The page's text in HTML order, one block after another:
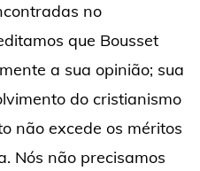
no
que Bousset
a sua opinião; sua
do cristianismo
não excede os méritos
Nós não precisamos